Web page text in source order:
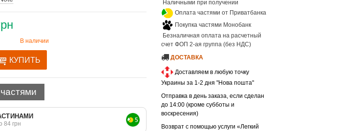
В наличии
КУПИТЬ
84 грн
Наличными при получении
Оплата частями от Приватбанка
Покупка частями Монобанк
Безналичная оплата на расчетный
счет ФОП 2-ая группа (без НДС)
ДОСТАВКА
Доставляем в любую точку
Украины за 1-2 дня "Нова пошта"
Отправка в день заказа, если сделан
до 14:00 (кроме субботы и
воскресения)
Возврат с помощью услуги «Легкий